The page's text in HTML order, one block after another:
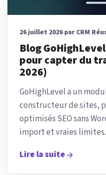
26 juillet 2026 par CRM
Blog
pour capter du
2026)
GoHighLevel a un
constructeur de sites,
optimisés SEO sans
import et vraies limites.
Lire la suite